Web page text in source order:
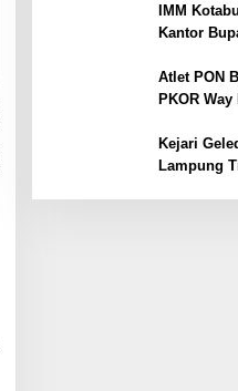
Tertembak
IMM
Kantor
Pemkab
Atlet PON
PKOR
Kawasan
Kejari
Lampung